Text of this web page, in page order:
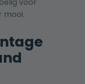
mooi.